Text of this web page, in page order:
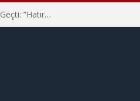
Hiroşima’nın 81. Yılında İtalyan Savaş Karşıtları Harekete Geçti: “Hatırlamak yeterli değil”